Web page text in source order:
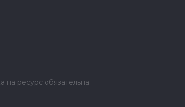
на ресурс обязательна.